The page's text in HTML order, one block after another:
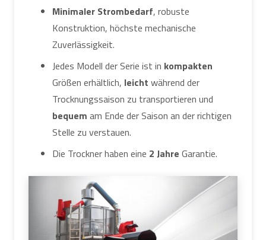
Minimaler Strombedarf, robuste
Konstruktion, höchste mechanische
Zuverlässigkeit.
Jedes Modell der Serie ist in kompakten
Größen erhältlich, leicht während der
Trocknungssaison zu transportieren und
bequem am Ende der Saison an der richtigen
Stelle zu verstauen.
Die Trockner haben eine 2 Jahre Garantie.